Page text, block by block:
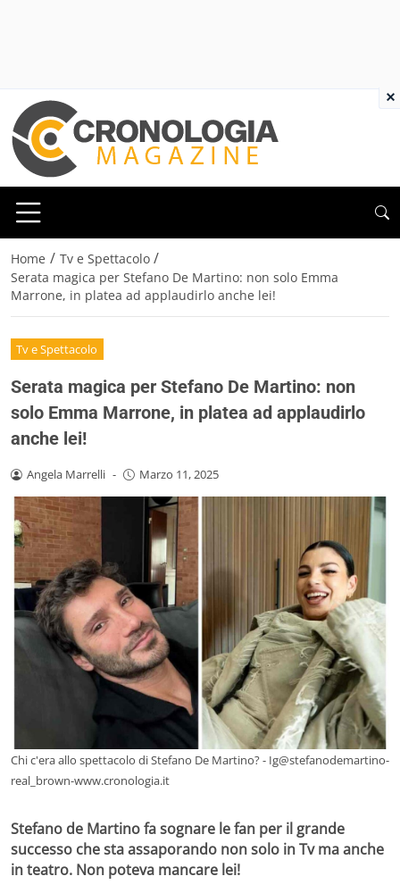
Home / Tv e Spettacolo /
Serata magica per Stefano De Martino: non solo Emma
Marrone, in platea ad applaudirlo anche lei!
Tv e Spettacolo
Serata magica per Stefano De Martino: non
solo Emma Marrone, in platea ad applaudirlo
anche lei!
Angela Marrelli - Marzo 11, 2025
Chi c'era allo spettacolo di Stefano De Martino? - Ig@stefanodemartino-
real_brown-www.cronologia.it
Stefano de Martino fa sognare le fan per il grande
successo che sta assaporando non solo in Tv ma anche
in teatro. Non poteva mancare lei!
×